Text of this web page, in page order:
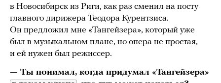
в Новосибирск из Риги, как раз сменил на посту
главного дирижера Теодора Курентзиса.
Он предложил мне «Тангейзера», который уже
был в музыкальном плане, но опера не простая,
и ей нужен был режиссер.
— Ты понимал, когда придумал «Тангейзера»